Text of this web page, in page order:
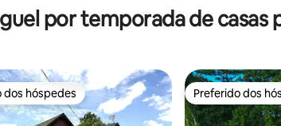
por temporada de casas
dos hóspedes
dos hóspedes Preferido dos
Preferido dos